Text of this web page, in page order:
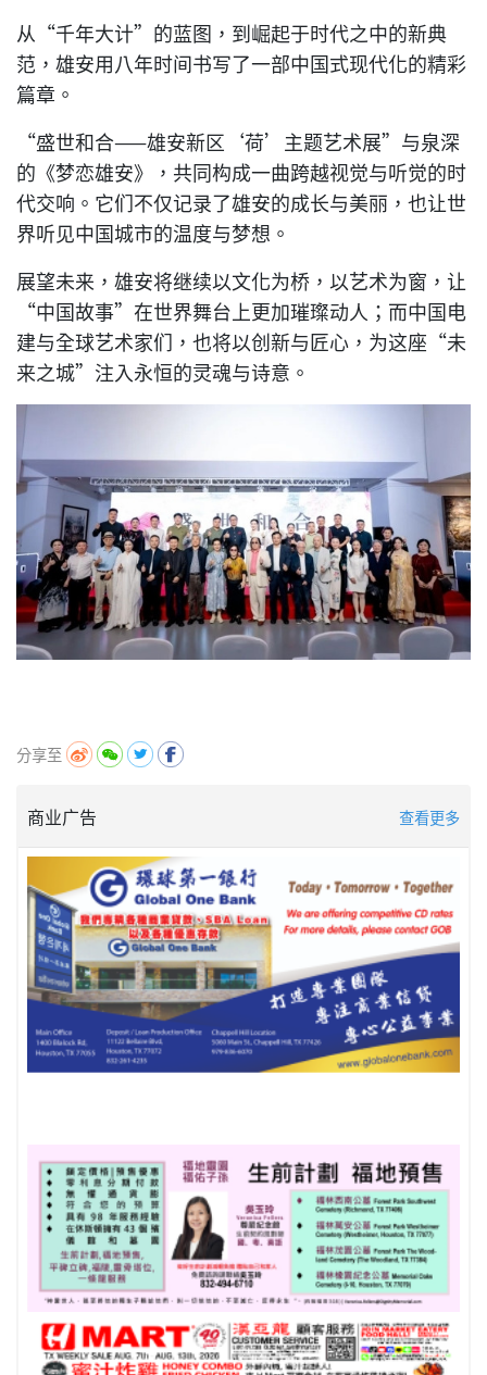
从“千年大计”的蓝图，到崛起于时代之中的新典
范，雄安用八年时间书写了一部中国式现代化的精彩
篇章。
“盛世和合——雄安新区‘荷’主题艺术展”与泉深
的《梦恋雄安》，共同构成一曲跨越视觉与听觉的时
代交响。它们不仅记录了雄安的成长与美丽，也让世
界听见中国城市的温度与梦想。
展望未来，雄安将继续以文化为桥，以艺术为窗，让
“中国故事”在世界舞台上更加璀璨动人；而中国电
建与全球艺术家们，也将以创新与匠心，为这座“未
来之城”注入永恒的灵魂与诗意。
分享至
商业广告 查看更多